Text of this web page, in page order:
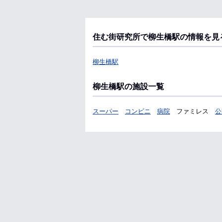
住む街研究所で柳生橋駅の情報を見
柳生橋駅
柳生橋駅の施設一覧
スーパー コンビニ 病院 ファミレス